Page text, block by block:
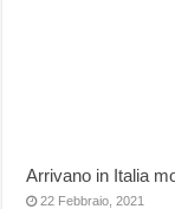
Arrivano in Italia
22 Febbraio, 2021